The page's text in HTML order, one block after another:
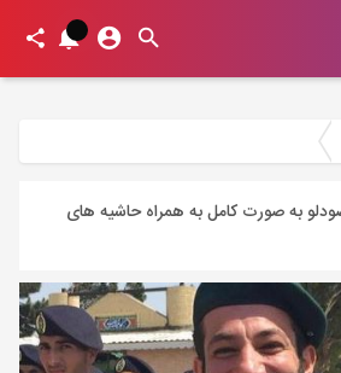
به صورت کامل به همراه حاشیه های